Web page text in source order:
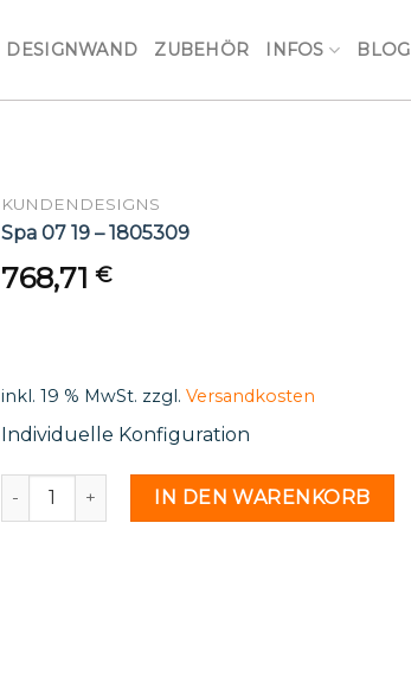
DESIGNWAND ZUBEHÖR INFOS BLOG
KUNDENDESIGNS
Spa 07 19 – 1805309
768,71 €
inkl. 19 % MwSt. zzgl. Versandkosten
Individuelle Konfiguration
Spa 07 19 - 1805309 MengeIN DEN WARENKORB